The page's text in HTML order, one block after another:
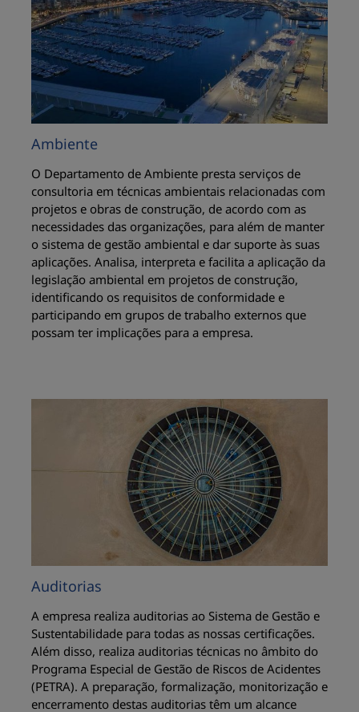
Ambiente
O Departamento de Ambiente presta serviços de
consultoria em técnicas ambientais relacionadas com
projetos e obras de construção, de acordo com as
necessidades das organizações, para além de manter
o sistema de gestão ambiental e dar suporte às suas
aplicações. Analisa, interpreta e facilita a aplicação da
legislação ambiental em projetos de construção,
identificando os requisitos de conformidade e
participando em grupos de trabalho externos que
possam ter implicações para a empresa.
Auditorias
A empresa realiza auditorias ao Sistema de Gestão e
Sustentabilidade para todas as nossas certificações.
Além disso, realiza auditorias técnicas no âmbito do
Programa Especial de Gestão de Riscos de Acidentes
(PETRA). A preparação, formalização, monitorização e
encerramento destas auditorias têm um alcance